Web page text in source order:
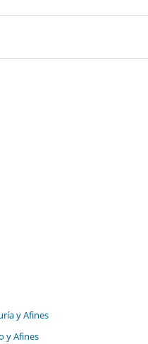
y Afines
y Afines